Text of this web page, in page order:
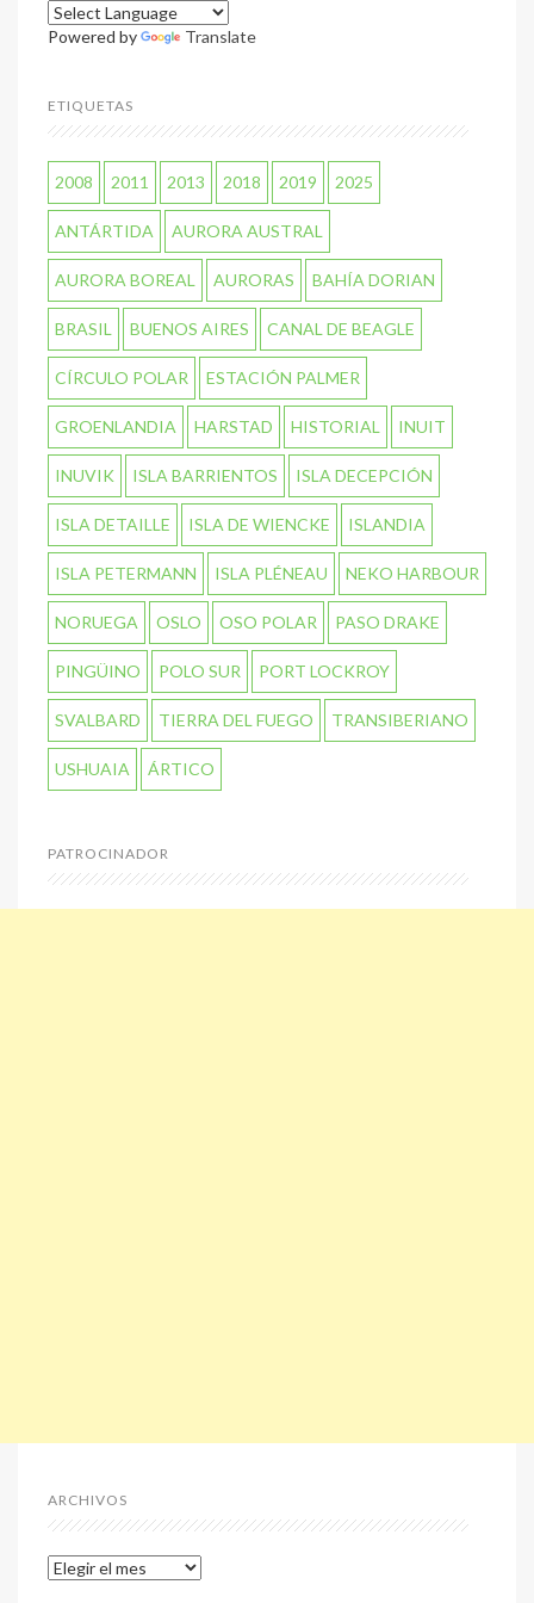
Powered by Translate
ETIQUETAS
2008 2011 2013 2018 2019 2025
ANTÁRTIDA AURORA AUSTRAL
AURORA BOREAL AURORAS BAHÍA DORIAN
BRASIL BUENOS AIRES CANAL DE BEAGLE
CÍRCULO POLAR ESTACIÓN PALMER
GROENLANDIA HARSTAD HISTORIAL INUIT
INUVIK ISLA BARRIENTOS ISLA DECEPCIÓN
ISLA DETAILLE ISLA DE WIENCKE ISLANDIA
ISLA PETERMANN ISLA PLÉNEAU NEKO HARBOUR
NORUEGA OSLO OSO POLAR PASO DRAKE
PINGÜINO POLO SUR PORT LOCKROY
SVALBARD TIERRA DEL FUEGO TRANSIBERIANO
USHUAIA ÁRTICO
PATROCINADOR
ARCHIVOS
Archivos